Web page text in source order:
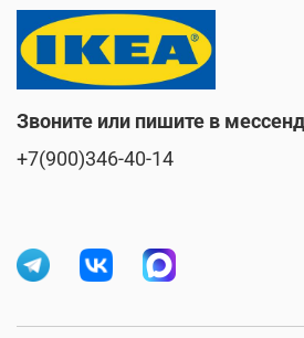
известного бренда, который
миллионов людей по всему миру.
близких эстетичным и
Звоните или пишите в
+7(900)346-40-14